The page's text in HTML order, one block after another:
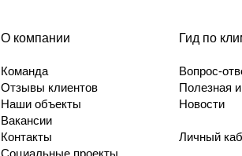
О компании
Команда
Отзывы клиентов
Наши объекты
Вакансии
Контакты
Социальные проекты
Гид по
Вопрос-
Полезная
Новости
Личный